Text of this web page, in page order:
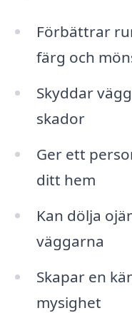
Förbättrar
färg och
Skyddar
skador
Ger ett
ditt hem
Kan dölja
väggarna
Skapar en
mysighet